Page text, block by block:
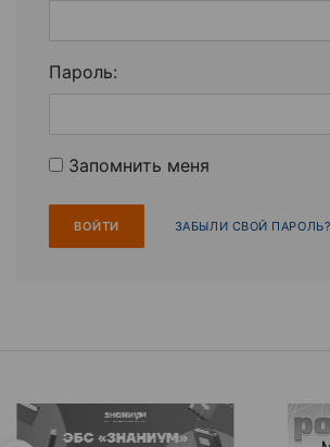
Пароль:
Запомнить меня
ЗАБЫЛИ СВОЙ ПАРОЛЬ?